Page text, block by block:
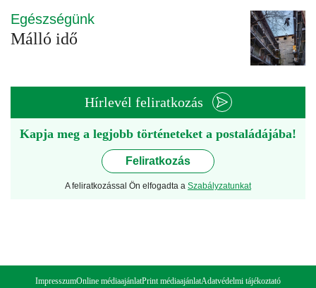
Egészségünk
Málló idő
Hírlevél feliratkozás
Kapja meg a legjobb történeteket a postaládájába!
Feliratkozás
A feliratkozással Ön elfogadta a Szabályzatunkat
ImpresszumOnline médiaajánlatPrint médiaajánlatAdatvédelmi tájékoztató